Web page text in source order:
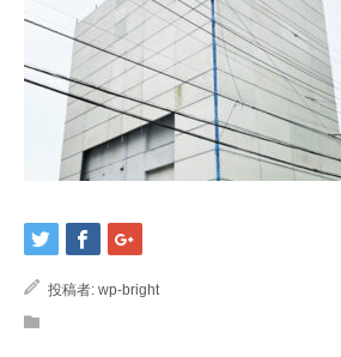
投稿者: wp-bright
採用情報
会社概要